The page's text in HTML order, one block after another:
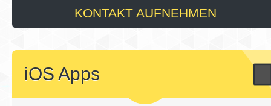
KONTAKT AUFNEHMEN
iOS Apps